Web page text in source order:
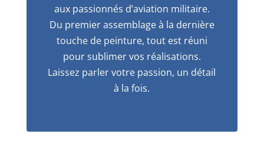
aux passionnés d’aviation militaire.
Du premier assemblage à la dernière
touche de peinture, tout est réuni
pour sublimer vos réalisations.
Laissez parler votre passion, un détail
à la fois.